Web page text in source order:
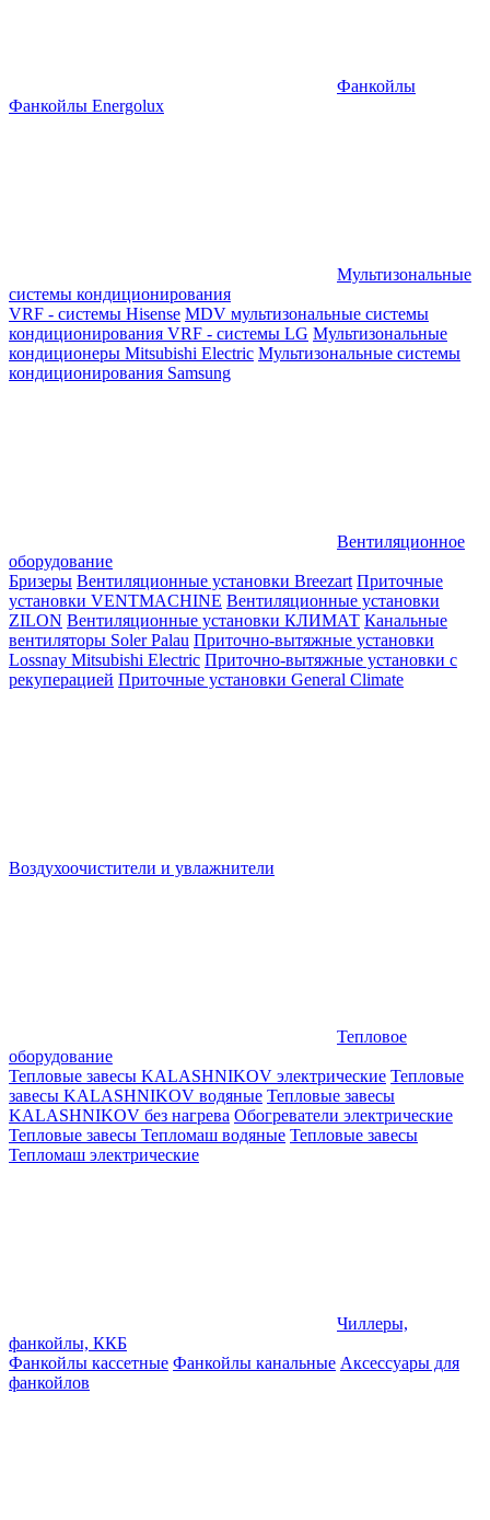
Фанкойлы
Фанкойлы Energolux
Мультизональные
системы кондиционирования
VRF - системы Hisense MDV мультизональные системы
кондиционирования VRF - системы LG Мультизональные
кондиционеры Mitsubishi Electric Мультизональные системы
кондиционирования Samsung
Вентиляционное
оборудование
Бризеры Вентиляционные установки Breezart Приточные
установки VENTMACHINE Вентиляционные установки
ZILON Вентиляционные установки КЛИМАТ Канальные
вентиляторы Soler Palau Приточно-вытяжные установки
Lossnay Mitsubishi Electric Приточно-вытяжные установки с
рекуперацией Приточные установки General Climate
Воздухоочистители и увлажнители
Тепловое
оборудование
Тепловые завесы KALASHNIKOV электрические Тепловые
завесы KALASHNIKOV водяные Тепловые завесы
KALASHNIKOV без нагрева Обогреватели электрические
Тепловые завесы Тепломаш водяные Тепловые завесы
Тепломаш электрические
Чиллеры,
фанкойлы, ККБ
Фанкойлы кассетные Фанкойлы канальные Аксессуары для
фанкойлов